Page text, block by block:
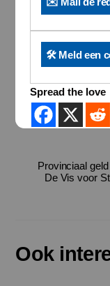
🛠️ Meld een
Spread the love
Provinciaal
De Vis voor
Ook